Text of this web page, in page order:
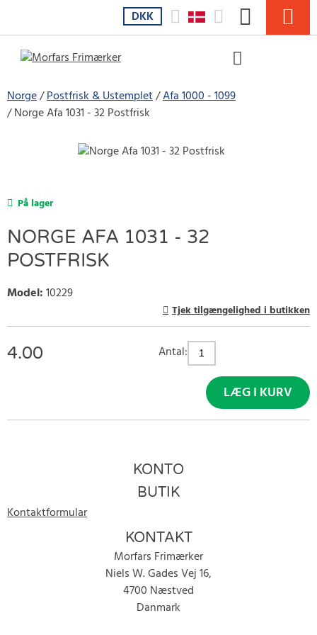
DKK
Norge Postfrisk & Ustemplet Afa 1000 - 1099
Norge Afa 1031 - 32 Postfrisk
På lager
NORGE AFA 1031 - 32
POSTFRISK
Model:10229
Tjek tilgængelighed i butikken
4.00 Antal:
LÆG I KURV
KONTO
BUTIK
Kontaktformular
KONTAKT
Morfars Frimærker
Niels W. Gades Vej 16,
4700 Næstved
Danmark